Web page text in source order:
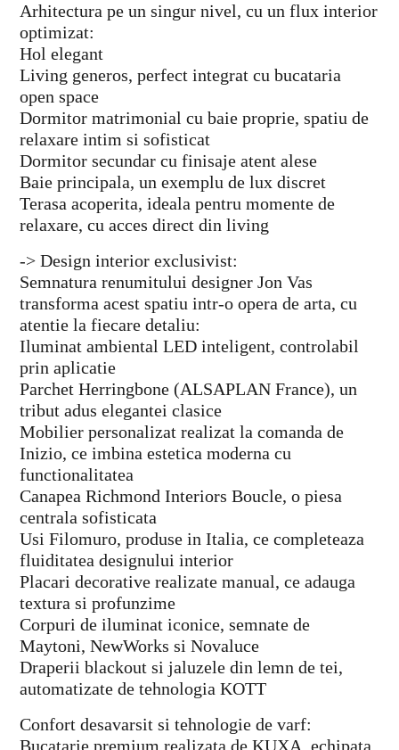
Arhitectura pe un singur nivel, cu un flux interior
optimizat:
Hol elegant
Living generos, perfect integrat cu bucataria
open space
Dormitor matrimonial cu baie proprie, spatiu de
relaxare intim si sofisticat
Dormitor secundar cu finisaje atent alese
Baie principala, un exemplu de lux discret
Terasa acoperita, ideala pentru momente de
relaxare, cu acces direct din living
-> Design interior exclusivist:
Semnatura renumitului designer Jon Vas
transforma acest spatiu intr-o opera de arta, cu
atentie la fiecare detaliu:
Iluminat ambiental LED inteligent, controlabil
prin aplicatie
Parchet Herringbone (ALSAPLAN France), un
tribut adus elegantei clasice
Mobilier personalizat realizat la comanda de
Inizio, ce imbina estetica moderna cu
functionalitatea
Canapea Richmond Interiors Boucle, o piesa
centrala sofisticata
Usi Filomuro, produse in Italia, ce completeaza
fluiditatea designului interior
Placari decorative realizate manual, ce adauga
textura si profunzime
Corpuri de iluminat iconice, semnate de
Maytoni, NewWorks si Novaluce
Draperii blackout si jaluzele din lemn de tei,
automatizate de tehnologia KOTT
Confort desavarsit si tehnologie de varf:
Bucatarie premium realizata de KUXA, echipata